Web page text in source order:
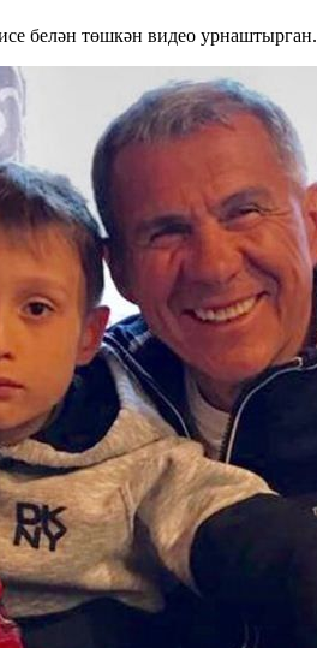
белән төшкән видео урнаштырган.